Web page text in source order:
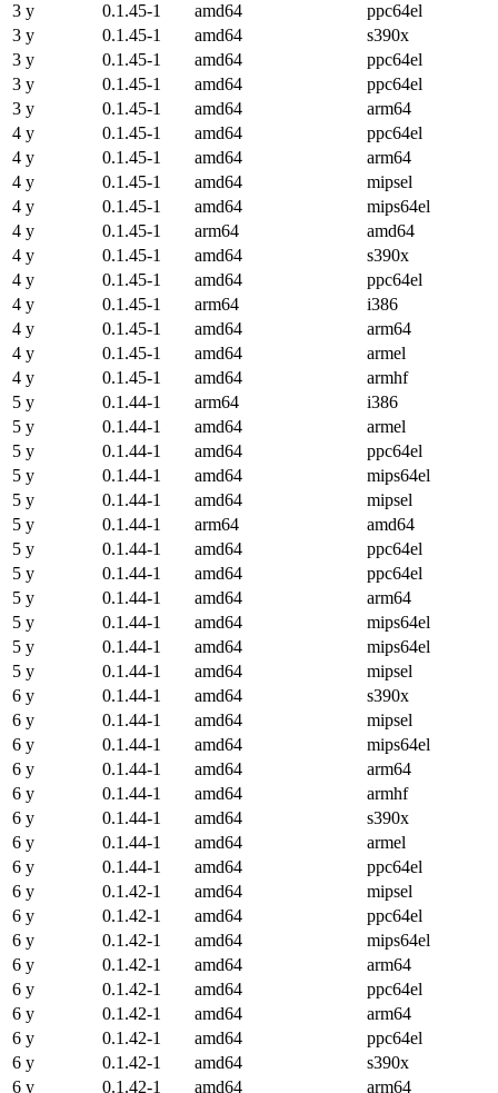
3 y
0.1.45-1 amd64
ppc64el
3 y
0.1.45-1 amd64
s390x
3 y
0.1.45-1 amd64
ppc64el
3 y
0.1.45-1 amd64
ppc64el
3 y
0.1.45-1 amd64
arm64
4 y
0.1.45-1 amd64
ppc64el
4 y
0.1.45-1 amd64
arm64
4 y
0.1.45-1 amd64
mipsel
4 y
0.1.45-1 amd64
mips64el
4 y
0.1.45-1 arm64
amd64
4 y
0.1.45-1 amd64
s390x
4 y
0.1.45-1 amd64
ppc64el
4 y
0.1.45-1 arm64
i386
4 y
0.1.45-1 amd64
arm64
4 y
0.1.45-1 amd64
armel
4 y
0.1.45-1 amd64
armhf
5 y
0.1.44-1 arm64
i386
5 y
0.1.44-1 amd64
armel
5 y
0.1.44-1 amd64
ppc64el
5 y
0.1.44-1 amd64
mips64el
5 y
0.1.44-1 amd64
mipsel
5 y
0.1.44-1 arm64
amd64
5 y
0.1.44-1 amd64
ppc64el
5 y
0.1.44-1 amd64
ppc64el
5 y
0.1.44-1 amd64
arm64
5 y
0.1.44-1 amd64
mips64el
5 y
0.1.44-1 amd64
mips64el
5 y
0.1.44-1 amd64
mipsel
6 y
0.1.44-1 amd64
s390x
6 y
0.1.44-1 amd64
mipsel
6 y
0.1.44-1 amd64
mips64el
6 y
0.1.44-1 amd64
arm64
6 y
0.1.44-1 amd64
armhf
6 y
0.1.44-1 amd64
s390x
6 y
0.1.44-1 amd64
armel
6 y
0.1.44-1 amd64
ppc64el
6 y
0.1.42-1 amd64
mipsel
6 y
0.1.42-1 amd64
ppc64el
6 y
0.1.42-1 amd64
mips64el
6 y
0.1.42-1 amd64
arm64
6 y
0.1.42-1 amd64
ppc64el
6 y
0.1.42-1 amd64
arm64
6 y
0.1.42-1 amd64
ppc64el
6 y
0.1.42-1 amd64
s390x
6 y
0.1.42-1 amd64
arm64